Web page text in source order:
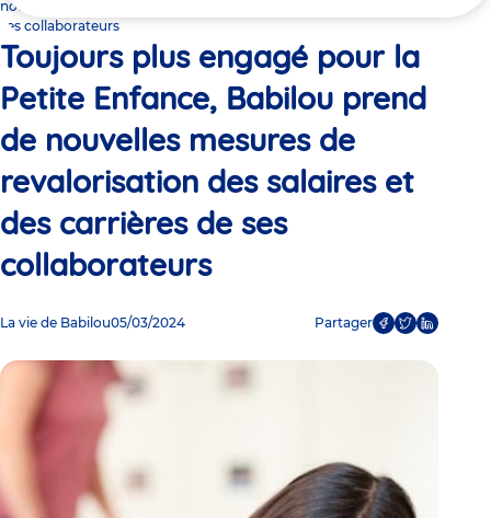
ici
nouvelles mesures de revalorisation des salaires et des carrières de
ses collaborateurs
Toujours plus engagé pour la
Petite Enfance, Babilou prend
de nouvelles mesures de
revalorisation des salaires et
des carrières de ses
collaborateurs
La vie de Babilou05/03/2024 Partager